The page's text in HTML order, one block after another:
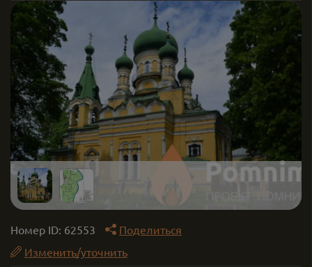
Номер ID: 62553
Поделиться
Изменить/уточнить